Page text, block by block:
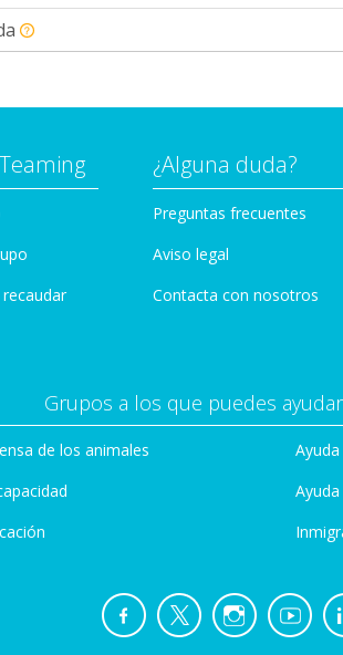
¿Alguna duda?
Preguntas frecuentes
Aviso legal
Contacta con nosotros
Grupos a los que puedes
de los animales